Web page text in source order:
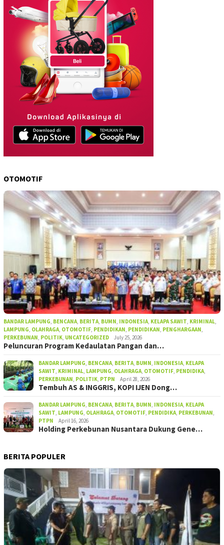
OTOMOTIF
BANDAR LAMPUNG BENCANA BERITA BUMN INDONESIA KELAPA SAWIT KRIMINAL
LAMPUNG OLAHRAGA OTOMOTIF PENDIDIKAN PENDIDIKAN PENGHARGAAN
PERKEBUNAN POLITIK UNCATEGORIZED July 25, 2026
Peluncuran Program Kedaulatan Pangan dan…
BANDAR LAMPUNG BENCANA BERITA BUMN INDONESIA KELAPA
SAWIT KRIMINAL LAMPUNG OLAHRAGA OTOMOTIF PENDIDIKA
PERKEBUNAN POLITIK PTPN April 28, 2026
Tembuh AS & INGGRIS, KOPI IJEN Dong…
BANDAR LAMPUNG BENCANA BERITA BUMN INDONESIA KELAPA
SAWIT LAMPUNG OLAHRAGA OTOMOTIF PENDIDIKA PERKEBUNAN
PTPN
April 16, 2026
Holding Perkebunan Nusantara Dukung Gene…
BERITA POPULER